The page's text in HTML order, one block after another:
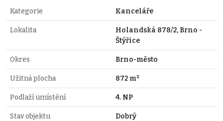
Kategorie Kanceláře
Lokalita
Holandská 878/2, Brno -
Štýřice
Okres Brno-město
Užitná plocha 872 m²
Podlaží umístění 4. NP
Stav objektu Dobrý